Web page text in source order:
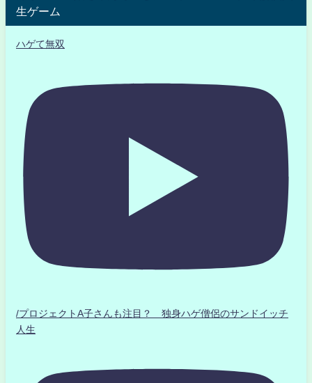
生ゲーム
ハゲて無双
/プロジェクトA子さんも注目？ 独身ハゲ僧侶のサンドイッチ
人生